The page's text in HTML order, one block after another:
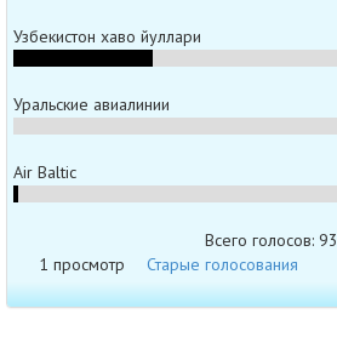
Узбекистон хаво йуллари
Уральские авиалинии
Air Baltic
Всего голосов: 93
1 просмотр
Старые голосования